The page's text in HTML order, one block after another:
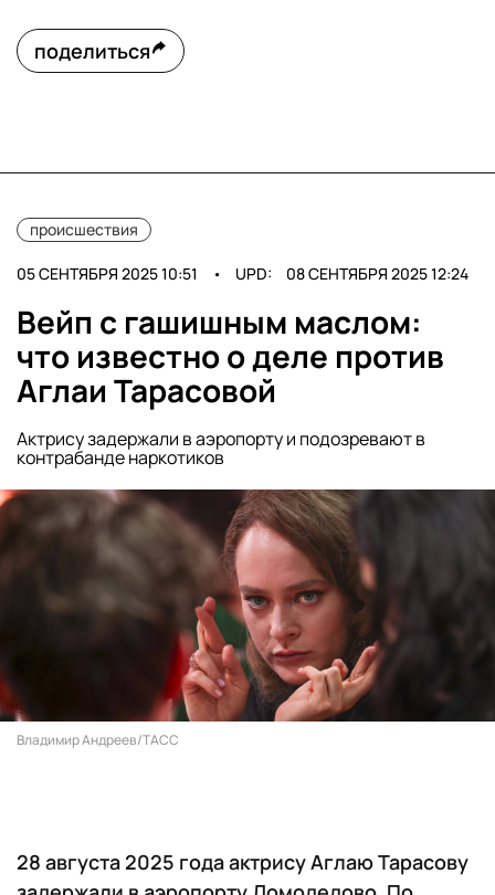
поделиться
происшествия
05 СЕНТЯБРЯ 2025 10:51 • UPD: 08 СЕНТЯБРЯ 2025 12:24
Вейп с гашишным маслом:
что известно о деле против
Аглаи Тарасовой
Актрису задержали в аэропорту и подозревают в
контрабанде наркотиков
Владимир Андреев/ТАСС
28 августа 2025 года актрису Аглаю Тарасову